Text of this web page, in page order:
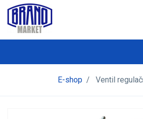
E-shop / Ventil